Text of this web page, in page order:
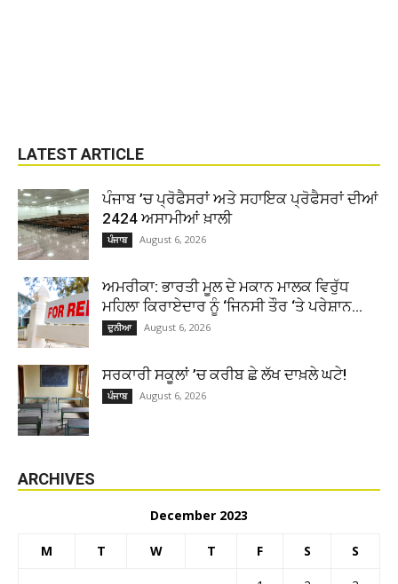
LATEST ARTICLE
ਪੰਜਾਬ ’ਚ ਪ੍ਰੋਫੈਸਰਾਂ ਅਤੇ ਸਹਾਇਕ ਪ੍ਰੋਫੈਸਰਾਂ ਦੀਆਂ
2424 ਅਸਾਮੀਆਂ ਖ਼ਾਲੀ
ਪੰਜਾਬ August 6, 2026
ਅਮਰੀਕਾ: ਭਾਰਤੀ ਮੂਲ ਦੇ ਮਕਾਨ ਮਾਲਕ ਵਿਰੁੱਧ
ਮਹਿਲਾ ਕਿਰਾਏਦਾਰ ਨੂੰ ‘ਜਿਨਸੀ ਤੌਰ ‘ਤੇ ਪਰੇਸ਼ਾਨ...
ਦੁਨੀਆ August 6, 2026
ਸਰਕਾਰੀ ਸਕੂਲਾਂ ’ਚ ਕਰੀਬ ਛੇ ਲੱਖ ਦਾਖ਼ਲੇ ਘਟੇ!
ਪੰਜਾਬ August 6, 2026
ARCHIVES
December 2023
M T W T F S S